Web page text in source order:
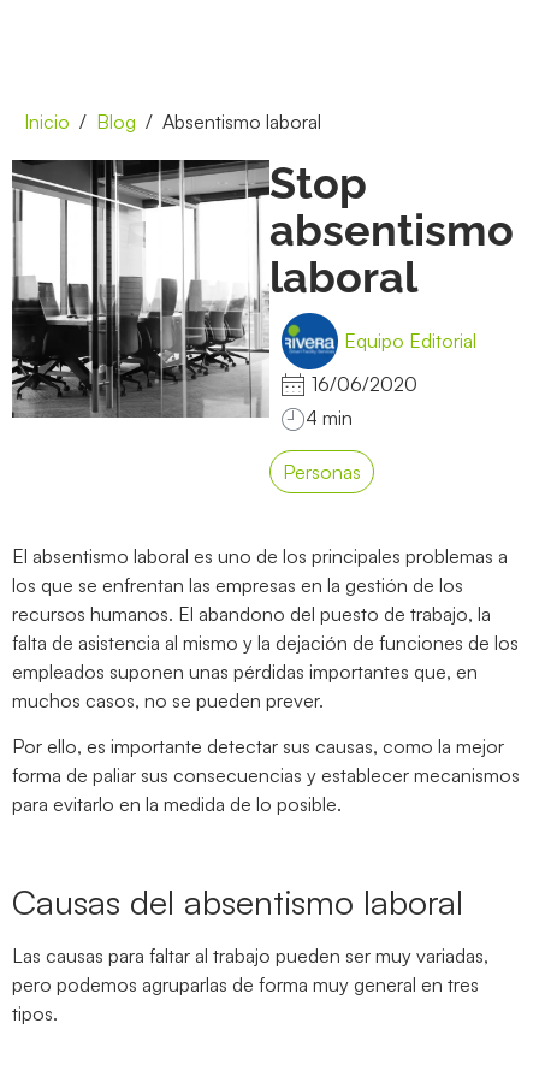
Inicio Blog Absentismo laboral
Stop
absentismo
laboral
Equipo Editorial
16/06/2020
Personas
El absentismo laboral es uno de los principales problemas a
los que se enfrentan las empresas en la gestión de los
recursos humanos. El abandono del puesto de trabajo, la
falta de asistencia al mismo y la dejación de funciones de los
empleados suponen unas pérdidas importantes que, en
muchos casos, no se pueden prever.
Por ello, es importante detectar sus causas, como la mejor
forma de paliar sus consecuencias y establecer mecanismos
para evitarlo en la medida de lo posible.
Causas del absentismo laboral
Las causas para faltar al trabajo pueden ser muy variadas,
pero podemos agruparlas de forma muy general en tres
tipos.